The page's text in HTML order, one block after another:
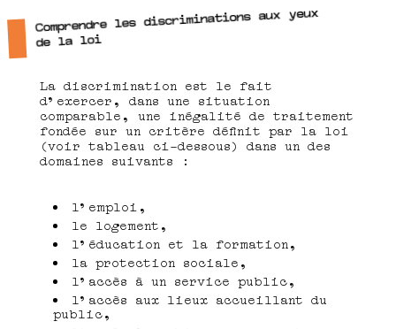
Comprendre les discriminations aux yeux
de la loi
La discrimination est le fait
d’exercer, dans une situation
comparable, une inégalité de traitement
fondée sur un critère définit par la loi
(voir tableau ci-dessous) dans un des
domaines suivants :
l’emploi,
le logement,
l’éducation et la formation,
la protection sociale,
l’accès à un service public,
l’accès aux lieux accueillant du
public,